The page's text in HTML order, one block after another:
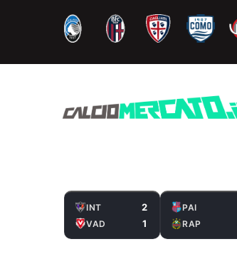
contenuto
INT 2
VAD 1
PAI
RAP